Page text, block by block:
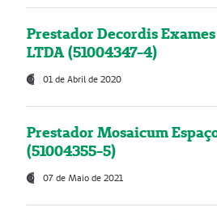
Prestador Decordis
LTDA (51004347-4)
01 de Abril de 2020
Prestador Mosaicum
(51004355-5)
07 de Maio de 2021